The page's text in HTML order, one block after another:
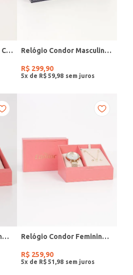
Kit Relógio + Acessório Condor Feminino DOURADO Relógio Condor Masculino PRETO
R$ 299,90
5x de R$ 59 98
Relógio Condor Feminino PRATA Relógio Condor Feminino DOURADO
R$ 259,90
5x de R$ 51 98